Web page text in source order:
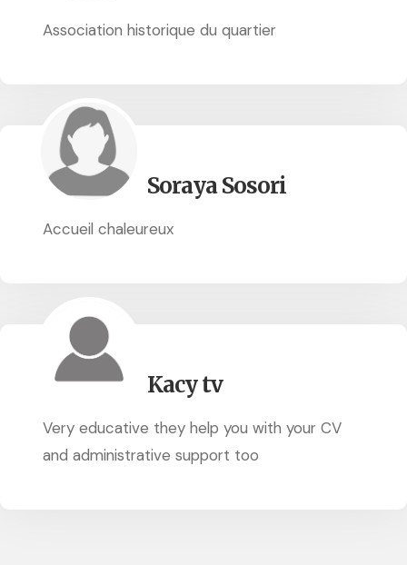
Association historique du quartier
Soraya Sosori
Accueil chaleureux
Kacy tv
Very educative they help you with your CV
and administrative support too